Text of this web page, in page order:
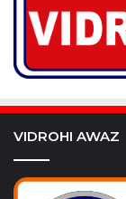
VIDROHI AWAZ